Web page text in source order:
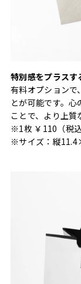
特別感をプラスす
有料オプションで
とが可能です。
ことで、より上質
※1枚 ￥110（税込
※サイズ：縦